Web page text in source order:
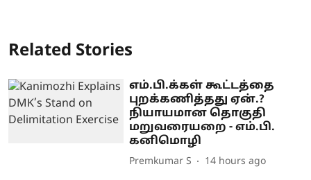
Related Stories
எம்.பி.க்கள் கூட்டத்தை
புறக்கணித்தது ஏன்.?
நியாயமான தொகுதி
மறுவரையறை - எம்.பி.
கனிமொழி
Premkumar S 14 hours ago